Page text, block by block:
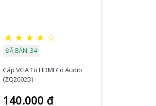
★ ★ ★ ★ ☆
ĐÃ BÁN: 34
Cáp VGA To HDMI Có Audio
(ZQ2002D)
140.000 đ